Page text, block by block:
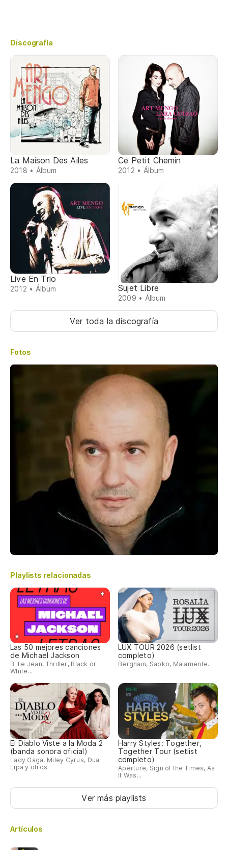
Discografía
La Maison Des Ailes
2018 • Álbum
Ce Petit Chemin
2012 • Álbum
Live En Trio
2012 • Álbum Sujet Libre
2009 • Álbum
Ver toda la discografía
Fotos
Playlists relacionadas
Las 50 mejores canciones
de Michael Jackson
Billie Jean, Thriller, Black or
White...
LUX TOUR 2026 (setlist
completo)
Berghain, Saoko, Malamente...
El Diablo Viste a la Moda 2
(banda sonora oficial)
Lady Gaga, Miley Cyrus, Dua
Lipa y otros
Harry Styles: Together,
Together Tour (setlist
completo)
Aperture, Sign of the Times, As
It Was...
Ver más playlists
Artículos